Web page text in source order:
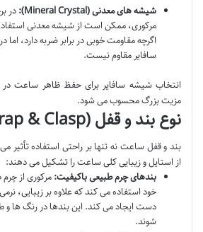
شیشه های معدنی (Mineral Crystal):
در
مرکوری، ممکن است از شیشه معدنی
اگرچه مقاومت خوبی در برابر ضربه دارد، اما
سافایر مقاوم نیست.
انتخاب شیشه سافایر برای حفظ ظاهر ساعت در
مزیت بزرگ محسوب می شود.
نوع بند و قفل (Strap & Clasp)
بند و قفل ساعت نه تنها بر راحتی استفاده تأثیر
از استایل و زیبایی کلی ساعت را تشکیل می دهند:
بندهای چرم طبیعی باکیفیت: مرکوری از
خود استفاده می کند که علاوه بر زیبایی،
دست ایجاد می کند. این بندها در رنگ ها
شوند.